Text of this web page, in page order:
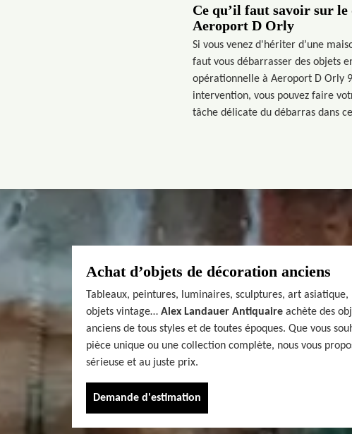
Ce qu’il faut savoir sur le
Aeroport D Orly
Si vous venez d'hériter d’une
faut vous débarrasser des objets
opérationnelle à Aeroport D Orly
intervention, vous pouvez faire
tâche délicate du débarras dans
Achat d’objets de décoration anciens
Tableaux, peintures, luminaires, sculptures, art asiatique,
objets vintage… Alex Landauer Antiquaire achète des
anciens de tous styles et de toutes époques. Que vous
pièce unique ou une collection complète, nous vous
sérieuse et au juste prix.
Demande d'estimation